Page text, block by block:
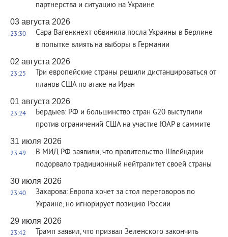
партнерства и ситуацию на Украине
03 августа 2026
23:30
Сара Вагенкнехт обвинила посла Украины в Берлине
в попытке влиять на выборы в Германии
02 августа 2026
23:25
Три европейские страны решили дистанцироваться от
планов США по атаке на Иран
01 августа 2026
23:24
Бердыев: РФ и большинство стран G20 выступили
против ограничений США на участие ЮАР в саммите
31 июля 2026
23:49
В МИД РФ заявили, что правительство Швейцарии
подорвало традиционный нейтралитет своей страны
30 июля 2026
23:40
Захарова: Европа хочет за стол переговоров по
Украине, но игнорирует позицию России
29 июля 2026
23:42 Трамп заявил, что призвал Зеленского закончить